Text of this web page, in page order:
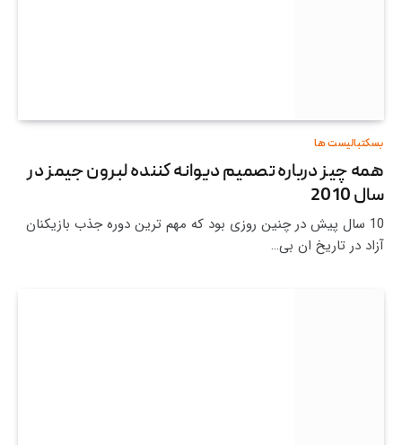
بسکتبالیست ها
همه چیز درباره تصمیم دیوانه کننده لبرون جیمز در
سال 2010
10 سال پیش در چنین روزی بود که مهم ترین دوره جذب بازیکنان
آزاد در تاریخ ان بی…